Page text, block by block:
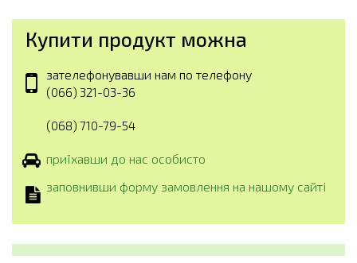
Купити продукт можна
зателефонувавши нам по телефону
(066) 321-03-36
(068) 710-79-54
приїхавши до нас особисто
заповнивши форму замовлення на нашому сайті